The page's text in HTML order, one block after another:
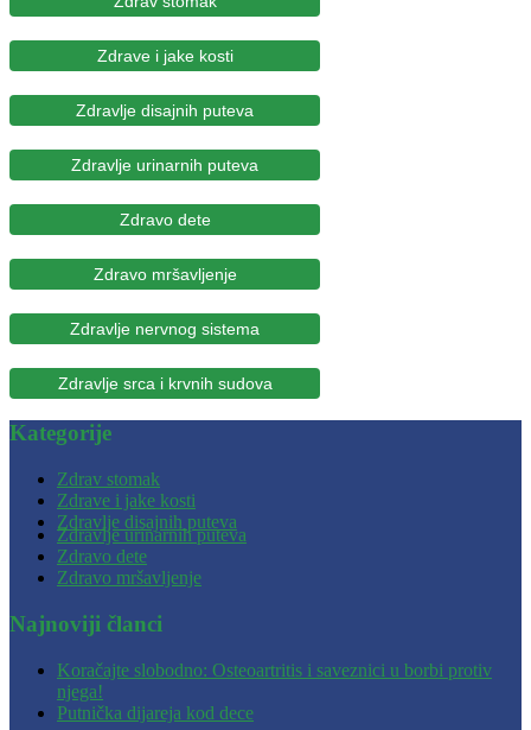
Zdrave i jake kosti
Zdravlje disajnih puteva
Zdravlje urinarnih puteva
Zdravo dete
Zdravo mršavljenje
Zdravlje nervnog sistema
Zdravlje srca i krvnih sudova
Kategorije
Zdrav stomak
Zdrave i jake kosti
Zdravlje disajnih puteva
Zdravlje urinarnih puteva
Zdravo dete
Zdravo mršavljenje
Najnoviji članci
Koračajte slobodno: Osteoartritis i saveznici u borbi protiv
njega!
Putnička dijareja kod dece